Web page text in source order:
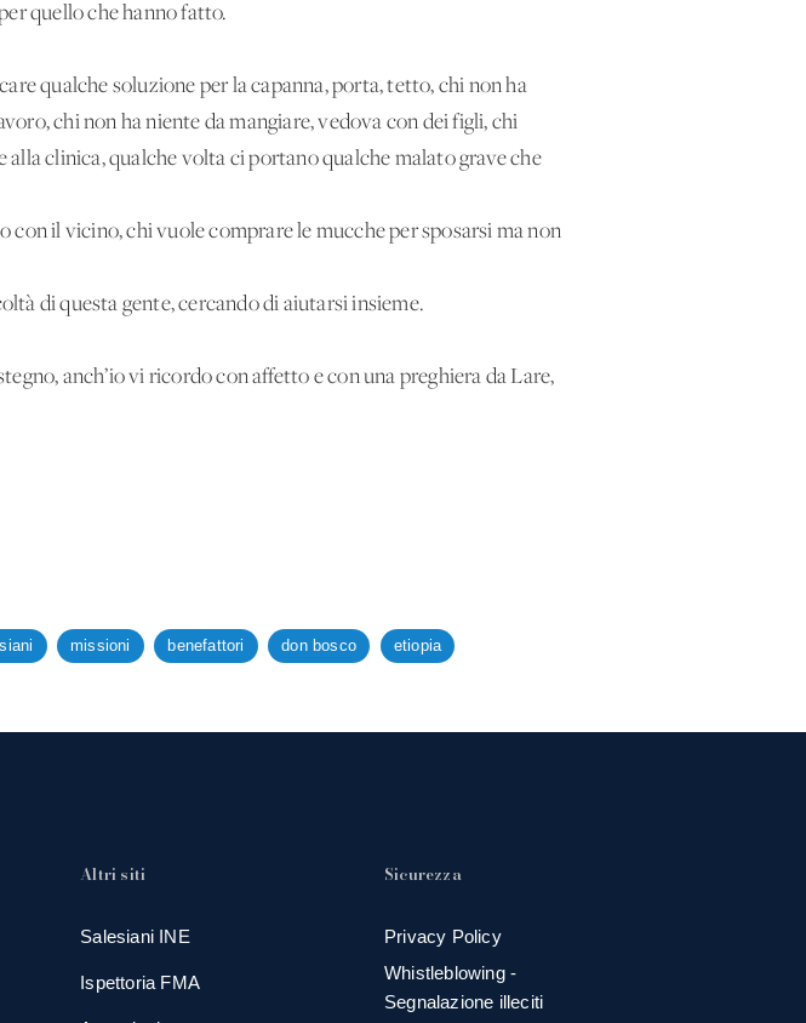
quello che hanno fatto.
qualche soluzione per la capanna, porta, tetto, chi non ha
chi non ha niente da mangiare, vedova con dei figli, chi
clinica, qualche volta ci portano qualche malato grave che
il vicino, chi vuole comprare le mucche per sposarsi ma non
di questa gente, cercando di aiutarsi insieme.
anch’io vi ricordo con affetto e con una preghiera da Lare,
missioni benefattori don bosco etiopia
Altri siti
Salesiani INE
Ispettoria FMA
Sicurezza
Privacy Policy
Whistleblowing -
Segnalazione illeciti